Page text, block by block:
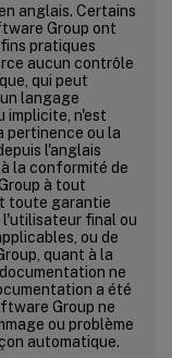
anglais. Certains
Group ont
pratiques
aucun contrôle
qui peut
langage
implicite, n'est
pertinence ou la
l'anglais
la conformité de
à tout
toute garantie
final ou
ou de
quant à la
ne
a été
Group ne
ou problème
automatique.